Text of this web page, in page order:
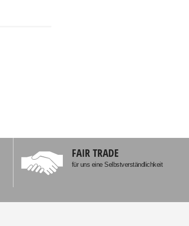
FAIR TRADE
für uns eine Selbstverständlichkeit